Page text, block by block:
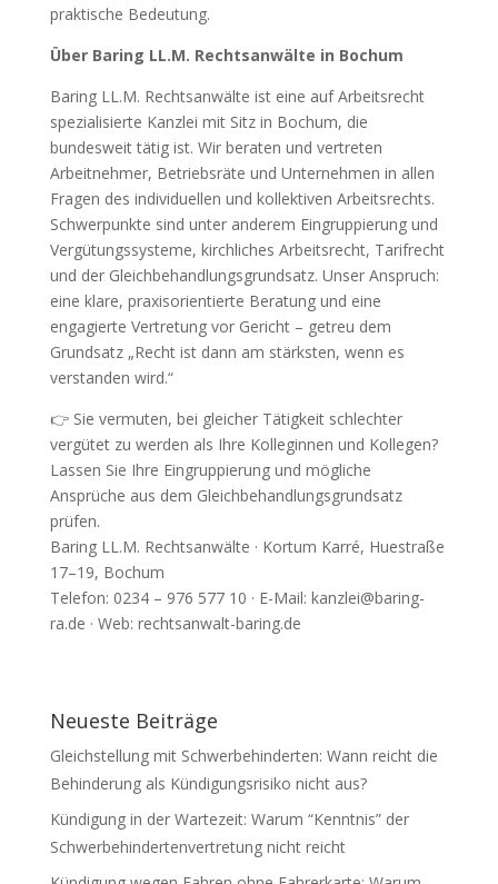
praktische Bedeutung.
Über Baring LL.M. Rechtsanwälte in Bochum
Baring LL.M. Rechtsanwälte ist eine auf Arbeitsrecht
spezialisierte Kanzlei mit Sitz in Bochum, die
bundesweit tätig ist. Wir beraten und vertreten
Arbeitnehmer, Betriebsräte und Unternehmen in allen
Fragen des individuellen und kollektiven Arbeitsrechts.
Schwerpunkte sind unter anderem Eingruppierung und
Vergütungssysteme, kirchliches Arbeitsrecht, Tarifrecht
und der Gleichbehandlungsgrundsatz. Unser Anspruch:
eine klare, praxisorientierte Beratung und eine
engagierte Vertretung vor Gericht – getreu dem
Grundsatz „Recht ist dann am stärksten, wenn es
verstanden wird.“
👉 Sie vermuten, bei gleicher Tätigkeit schlechter
vergütet zu werden als Ihre Kolleginnen und Kollegen?
Lassen Sie Ihre Eingruppierung und mögliche
Ansprüche aus dem Gleichbehandlungsgrundsatz
prüfen.
Baring LL.M. Rechtsanwälte · Kortum Karré, Huestraße
17–19, Bochum
Telefon: 0234 – 976 577 10 · E-Mail: kanzlei@baring-
ra.de · Web: rechtsanwalt-baring.de
Neueste Beiträge
Gleichstellung mit Schwerbehinderten: Wann reicht die
Behinderung als Kündigungsrisiko nicht aus?
Kündigung in der Wartezeit: Warum “Kenntnis” der
Schwerbehindertenvertretung nicht reicht